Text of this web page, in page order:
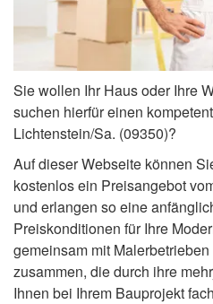
Sie wollen Ihr Haus oder Ihre
suchen hierfür einen
Lichtenstein/Sa. (09350)?
Auf dieser Webseite können
kostenlos ein Preisangebot
und erlangen so eine
Preiskonditionen für Ihre
gemeinsam mit
zusammen, die durch ihre
Ihnen bei Ihrem Bauprojekt